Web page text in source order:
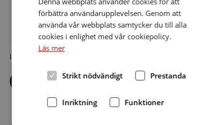
Till anmälan
Dela artikeln i sociala medier
Dela
via
Dela
Dela
förbättra användarupplevelsen. Genom att
använda vår webbplats samtycker du till alla
cookies i enlighet med vår cookiepolicy.
Läs mer
Strikt nödvändigt Prestanda
Inriktning Funktioner